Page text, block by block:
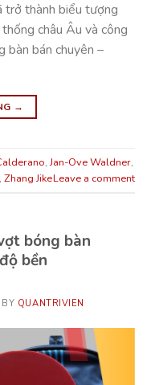
trở thành biểu tượng
châu Âu và công
bàn bán chuyên –
→
,Jan-Ove Waldner,
, Zhang JikeLeave a comment
bóng bàn
bền
BY QUANTRIVIEN